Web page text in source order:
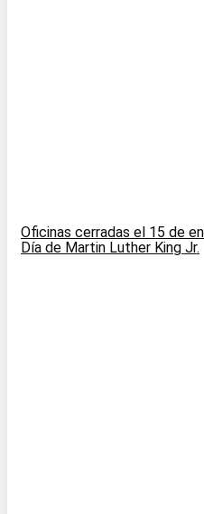
Oficinas cerradas el 15 de
Día de Martin Luther King Jr.